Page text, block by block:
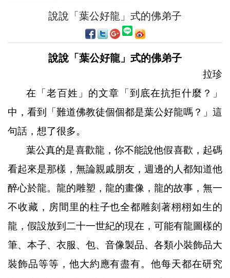
說說「葉公好龍」式的佛弟子
說說「葉公好龍」式的佛弟子
拉珍
在「老百姓」的文章「到底在抗拒什麼？」
中，看到「難道佛教徒個個都是葉公好龍嗎？」這
句話，想了很多。
葉公真的是喜歡龍，你不能說他假喜歡，起碼
看起來是那樣，無論親戚朋友，週邊的人都知道他
醉心於龍。龍的雕塑，龍的畫像，龍的故事，無一
不收藏，房間里的柱子也全都雕刻著栩栩如生的
龍，假設放到二十一世紀的現在，可能有龍圖樣的
筆、本子、衣服、包、音像製品、各類小裝飾品大
裝飾品等等，他大約應有盡有。他每天都在研究